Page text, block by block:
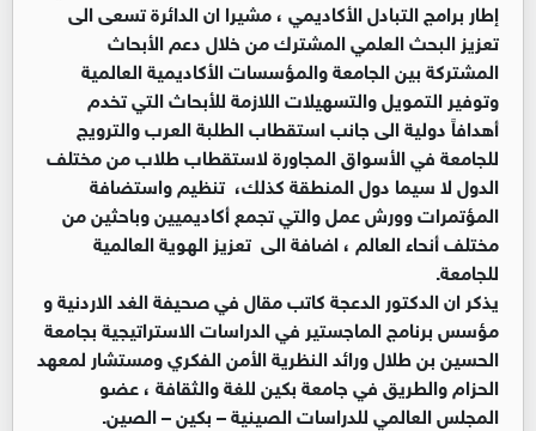
‎تعزيز ‏البحث العلمي المشترك من خلال دعم الأبحاث
المشتركة بين الجامعة والمؤسسات الأكاديمية ‏العالمية
وتوفير التمويل والتسهيلات اللازمة للأبحاث التي تخدم
أهدافاً دولية الى جانب ‏استقطاب الطلبة العرب والترويج
للجامعة في الأسواق المجاورة لاستقطاب طلاب من مختلف
‏الدول لا سيما دول المنطقة كذلك، ‏‎ ‎تنظيم واستضافة
المؤتمرات وورش عمل والتي تجمع ‏أكاديميين وباحثين من
مختلف أنحاء العالم ، اضافة الى ‏‎ ‎تعزيز الهوية العالمية
للجامعة.‏
يذكر ان الدكتور الدعجة كاتب مقال في صحيفة الغد الاردنية و
مؤسس برنامج الماجستير في ‏الدراسات الاستراتيجية بجامعة
الحسين بن طلال ورائد النظرية الأمن الفكري ومستشار ‏لمعهد
الحزام والطريق في جامعة بكين للغة والثقافة ، عضو
المجلس العالمي للدراسات ‏الصينية – بكين – الصين.‏